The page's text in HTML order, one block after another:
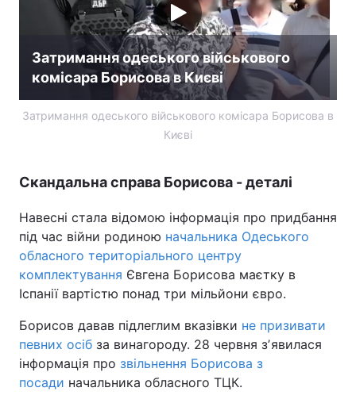
Затримання одеського військового
комісара Борисова в Києві
Затримання одеського військового комісара Борисова в
Києві
Скандальна справа Борисова - деталі
Навесні стала відомою інформація про придбання
під час війни родиною начальника Одеського
обласного територіального центру
комплектування Євгена Борисова маєтку в
Іспанії вартістю понад три мільйони євро.
Борисов давав підлеглим вказівки не призивати
певних осіб за винагороду. 28 червня зʼявилася
інформація про звільнення Борисова з
посади начальника обласного ТЦК.